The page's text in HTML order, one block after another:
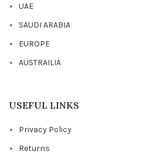
UAE
SAUDI ARABIA
EUROPE
AUSTRAILIA
USEFUL LINKS
Privacy Policy
Returns